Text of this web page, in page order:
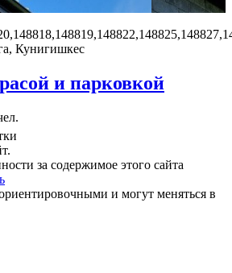
Кунигишкес
и парковкой
за содержимое этого сайта
и могут меняться в